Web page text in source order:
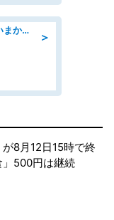
＞
ホールスタッフ/週2日～OK!嬉しいまかない付き/岡山県/浅口郡里庄町
8月12日15時で終
」500円は継続